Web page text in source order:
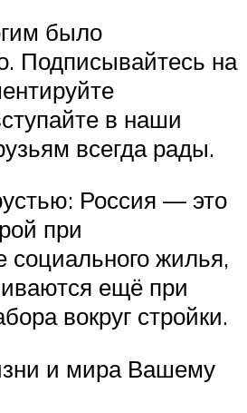
было
Подписывайтесь на
в наши
всегда рады.
Россия — это
при
социального жилья,
ещё при
вокруг стройки.
и мира Вашему